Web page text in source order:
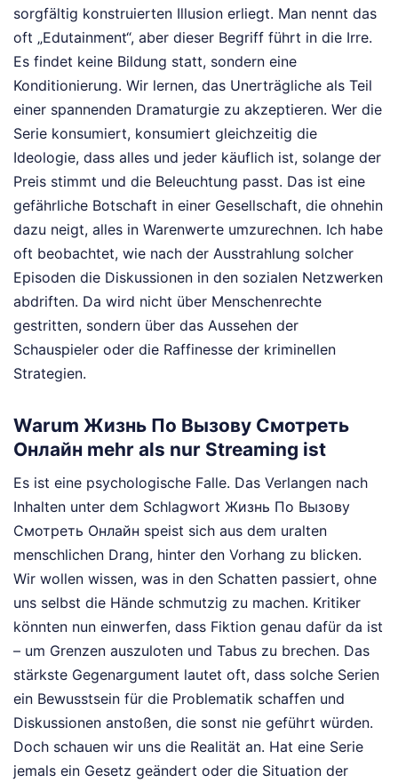
sorgfältig konstruierten Illusion erliegt. Man nennt das
oft „Edutainment“, aber dieser Begriff führt in die Irre.
Es findet keine Bildung statt, sondern eine
Konditionierung. Wir lernen, das Unerträgliche als Teil
einer spannenden Dramaturgie zu akzeptieren. Wer die
Serie konsumiert, konsumiert gleichzeitig die
Ideologie, dass alles und jeder käuflich ist, solange der
Preis stimmt und die Beleuchtung passt. Das ist eine
gefährliche Botschaft in einer Gesellschaft, die ohnehin
dazu neigt, alles in Warenwerte umzurechnen. Ich habe
oft beobachtet, wie nach der Ausstrahlung solcher
Episoden die Diskussionen in den sozialen Netzwerken
abdriften. Da wird nicht über Menschenrechte
gestritten, sondern über das Aussehen der
Schauspieler oder die Raffinesse der kriminellen
Strategien.
Warum Жизнь По Вызову Смотреть
Онлайн mehr als nur Streaming ist
Es ist eine psychologische Falle. Das Verlangen nach
Inhalten unter dem Schlagwort Жизнь По Вызову
Смотреть Онлайн speist sich aus dem uralten
menschlichen Drang, hinter den Vorhang zu blicken.
Wir wollen wissen, was in den Schatten passiert, ohne
uns selbst die Hände schmutzig zu machen. Kritiker
könnten nun einwerfen, dass Fiktion genau dafür da ist
– um Grenzen auszuloten und Tabus zu brechen. Das
stärkste Gegenargument lautet oft, dass solche Serien
ein Bewusstsein für die Problematik schaffen und
Diskussionen anstoßen, die sonst nie geführt würden.
Doch schauen wir uns die Realität an. Hat eine Serie
jemals ein Gesetz geändert oder die Situation der